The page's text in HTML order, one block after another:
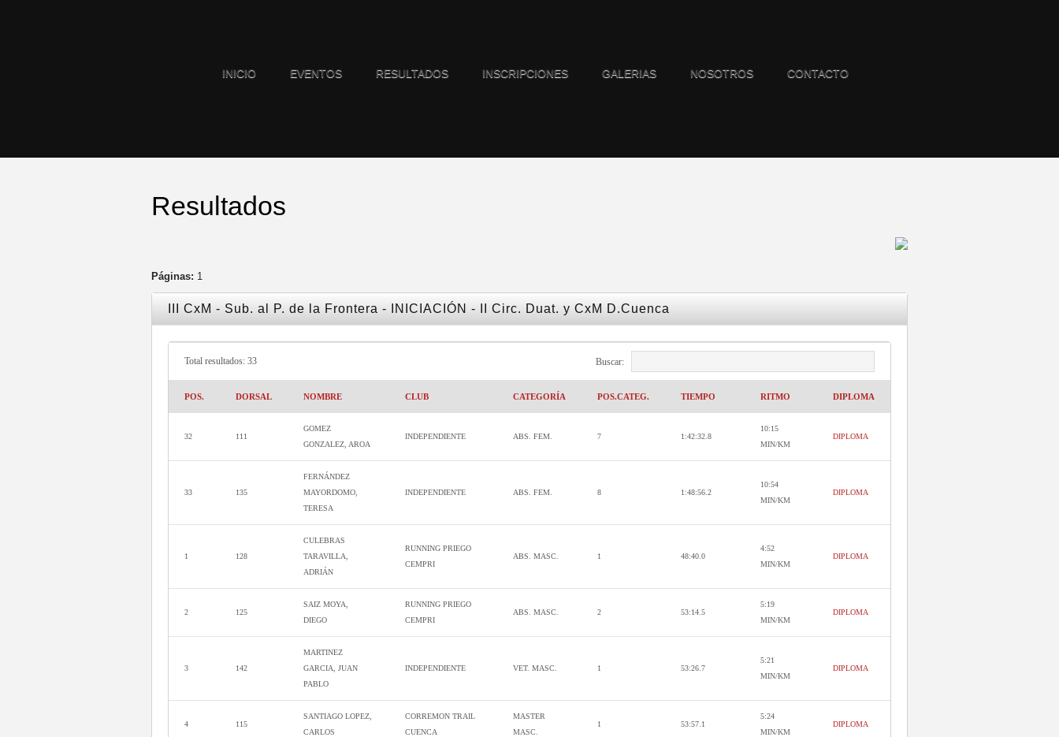
INICIO EVENTOS RESULTADOS INSCRIPCIONES GALERIAS NOSOTROS CONTACTO
Resultados
Páginas: 1
III CxM - Sub. al P. de la Frontera - INICIACIÓN - II Circ. Duat. y CxM D.Cuenca
Total resultados: 33 Buscar:
POS. DORSAL NOMBRE CLUB CATEGORÍA POS.CATEG. TIEMPO RITMO DIPLOMA
32 111
GOMEZ
GONZALEZ, AROA
INDEPENDIENTE ABS. FEM. 7 1:42:32.8
10:15
MIN/KM
DIPLOMA
33 135
FERNÁNDEZ
MAYORDOMO,
TERESA
INDEPENDIENTE ABS. FEM. 8 1:48:56.2
10:54
MIN/KM
DIPLOMA
1 128
CULEBRAS
TARAVILLA,
ADRIÁN
RUNNING PRIEGO
CEMPRI
ABS. MASC. 1 48:40.0
4:52
MIN/KM
DIPLOMA
2 125
SAIZ MOYA,
DIEGO
RUNNING PRIEGO
CEMPRI
ABS. MASC. 2 53:14.5
5:19
MIN/KM
DIPLOMA
3 142
MARTINEZ
GARCIA, JUAN
PABLO
INDEPENDIENTE VET. MASC. 1 53:26.7
5:21
MIN/KM
DIPLOMA
4 115
SANTIAGO LOPEZ,
CARLOS
CORREMON TRAIL
CUENCA
MASTER
MASC.
1 53:57.1
5:24
MIN/KM
DIPLOMA